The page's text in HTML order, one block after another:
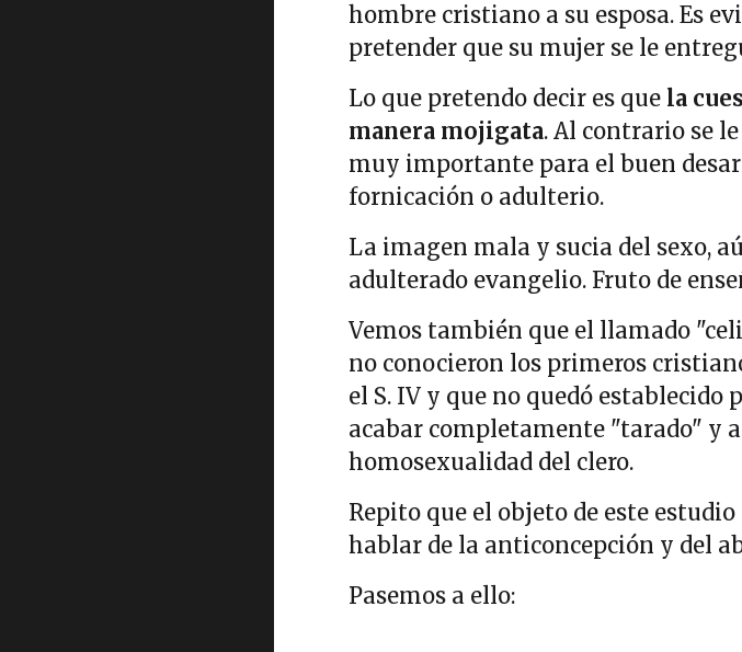
hombre cristiano a su esposa. Es
pretender que su mujer se le
Lo que pretendo decir es que la
manera mojigata. Al contrario se
muy importante para el buen
fornicación o adulterio.
La imagen mala y sucia del sexo,
adulterado evangelio. Fruto de
Vemos también que el llamado
no conocieron los primeros
el S. IV y que no quedó
acabar completamente "tarado" y
homosexualidad del clero.
Repito que el objeto de este
hablar de la anticoncepción y del
Pasemos a ello: